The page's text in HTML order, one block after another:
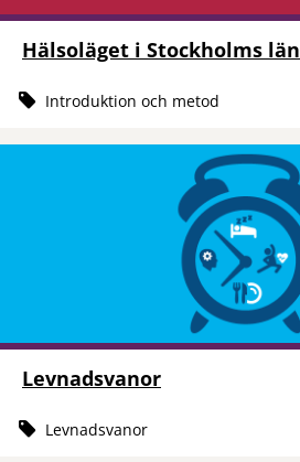
Hälsoläget i Stockholms län
Introduktion och metod
Levnadsvanor
Levnadsvanor